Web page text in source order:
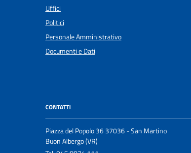
Uffici
Politici
Personale Amministrativo
Documenti e Dati
CONTATTI
Piazza del Popolo 36 37036 - San Martino
Buon Albergo (VR)